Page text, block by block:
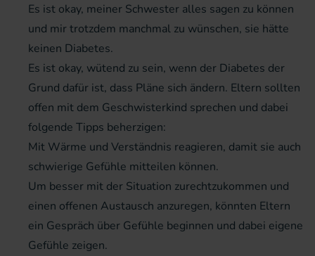
Es ist okay, meiner Schwester alles sagen zu können
und mir trotzdem manchmal zu wünschen, sie hätte
keinen Diabetes.
Es ist okay, wütend zu sein, wenn der Diabetes der
Grund dafür ist, dass Pläne sich ändern. Eltern sollten
offen mit dem Geschwisterkind sprechen und dabei
folgende Tipps beherzigen:
Mit Wärme und Verständnis reagieren, damit sie auch
schwierige Gefühle mitteilen können.
Um besser mit der Situation zurechtzukommen und
einen offenen Austausch anzuregen, könnten Eltern
ein Gespräch über Gefühle beginnen und dabei eigene
Gefühle zeigen.